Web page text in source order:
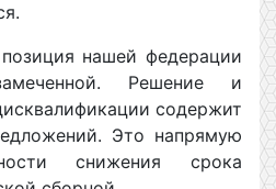
нашей федерации
Решение и
содержит
Это напрямую
снижения срока